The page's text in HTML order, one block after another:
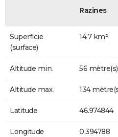
Razines
Superficie
(surface)
14,7 km²
Altitude min. 56 mètre(s)
Altitude max. 134
Latitude 46.974844
Longitude 0.394788